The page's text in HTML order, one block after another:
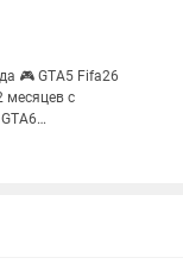
🎮 GTA5 Fifa26
месяцев с